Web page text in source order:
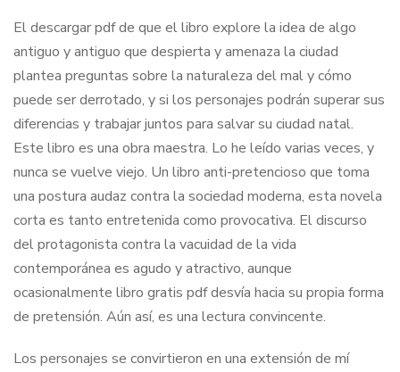
El descargar pdf de que el libro explore la idea de algo
antiguo y antiguo que despierta y amenaza la ciudad
plantea preguntas sobre la naturaleza del mal y cómo
puede ser derrotado, y si los personajes podrán superar sus
diferencias y trabajar juntos para salvar su ciudad natal.
Este libro es una obra maestra. Lo he leído varias veces, y
nunca se vuelve viejo. Un libro anti-pretencioso que toma
una postura audaz contra la sociedad moderna, esta novela
corta es tanto entretenida como provocativa. El discurso
del protagonista contra la vacuidad de la vida
contemporánea es agudo y atractivo, aunque
ocasionalmente libro gratis pdf desvía hacia su propia forma
de pretensión. Aún así, es una lectura convincente.
Los personajes se convirtieron en una extensión de mí